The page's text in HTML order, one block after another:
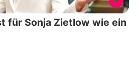
für Sonja Zietlow wie ein